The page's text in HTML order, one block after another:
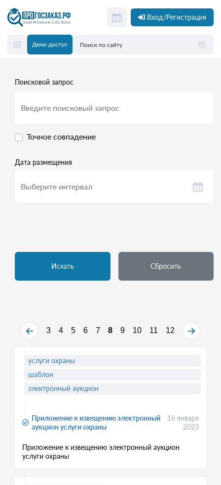
Вход/Регистрация
Демо доступ
Поисковой запрос
Точное совпадение
Дата размещения
Искать Сбросить
3 4 5 6 7 8 9 10 11 12
Приложение к извещению электронный
аукцион услуги охраны
16 января
2023
Приложение к извещению электронный аукцион
услуги охраны
услуги охраны
шаблон
электронный аукцион